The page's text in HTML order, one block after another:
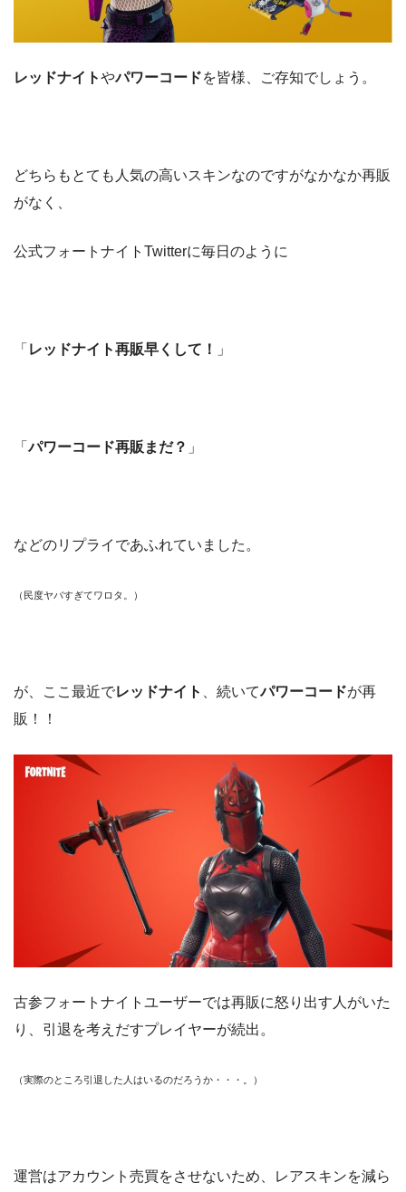
レッドナイトやパワーコードを皆様、ご存知でしょう。
どちらもとても人気の高いスキンなのですがなかなか再販
がなく、
公式フォートナイトTwitterに毎日のように
「 レッドナイト再販早くして！ 」
「パワーコード再販まだ？ 」
などのリプライであふれていました。
（民度ヤバすぎてワロタ。）
が、ここ最近でレッドナイト 、続いてパワーコードが再
販！！
古参フォートナイトユーザーでは再販に怒り出す人がいた
り、引退を考えだすプレイヤーが続出。
（実際のところ引退した人はいるのだろうか・・・。）
運営はアカウント売買をさせないため、レアスキンを減ら